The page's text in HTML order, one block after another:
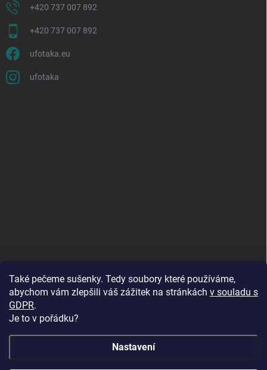
Také pečeme sušenky. Tedy soubory které používáme,
abychom vám zlepšili váš zážitek na stránkách v souladu s
GDPR.
Je to v pořádku?
Nastavení
+420 737 007 892
+420 737 007 892
ufotaka.eu
ufotaka